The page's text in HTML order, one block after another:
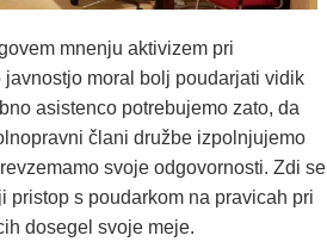
mnenju aktivizem pri
javnostjo moral bolj poudarjati vidik
asistenco potrebujemo zato, da
člani družbe izpolnjujemo
svoje odgovornosti. Zdi se
pristop s poudarkom na pravicah pri
dosegel svoje meje.